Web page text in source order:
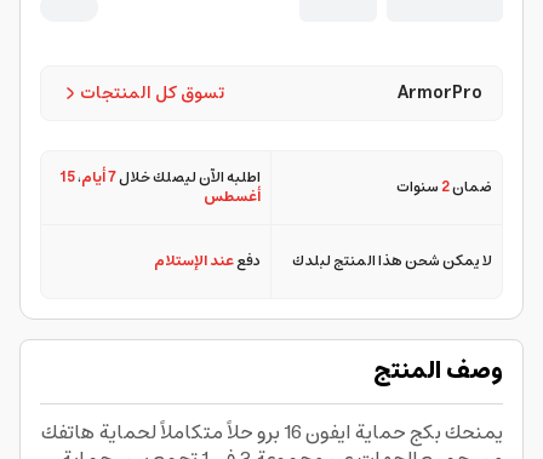
تسوق كل المنتجات ArmorPro
ضمان2سنوات اطلبه الآن ليصلك خلال7 أيام ،15
أغسطس
لا يمكن شحن هذا المنتج لبلدك دفععند الإستلام
وصف المنتج
يمنحك بكج حماية ايفون 16 برو حلاً متكاملاً لحماية هاتفك